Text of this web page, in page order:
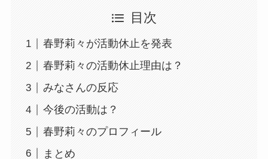
目次
春野莉々が活動休止を発表
春野莉々の活動休止理由は？
みなさんの反応
今後の活動は？
春野莉々のプロフィール
まとめ